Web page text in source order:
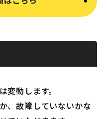
変動します。
、故障していないかな